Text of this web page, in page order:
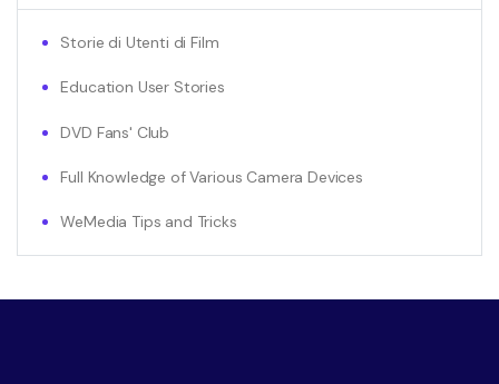
Storie di Utenti di Film
Education User Stories
DVD Fans' Club
Full Knowledge of Various Camera Devices
WeMedia Tips and Tricks